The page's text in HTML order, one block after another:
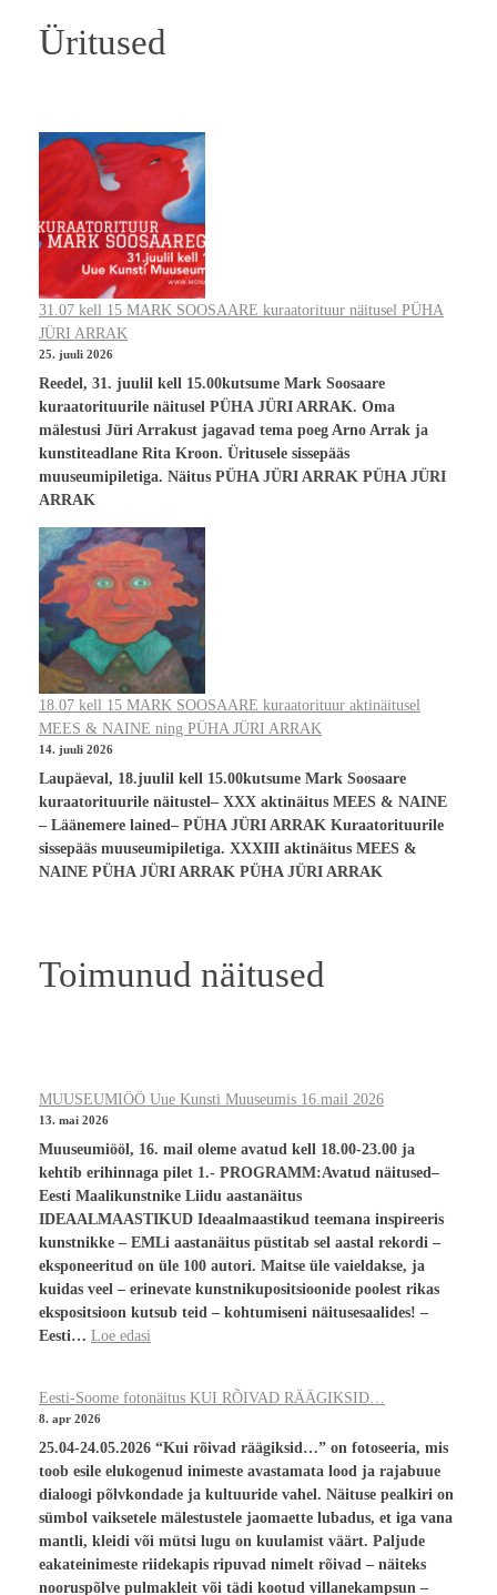
Üritused
31.07 kell 15 MARK SOOSAARE kuraatorituur näitusel PÜHA
JÜRI ARRAK
25. juuli 2026
Reedel, 31. juulil kell 15.00kutsume Mark Soosaare
kuraatorituurile näitusel PÜHA JÜRI ARRAK. Oma
mälestusi Jüri Arrakust jagavad tema poeg Arno Arrak ja
kunstiteadlane Rita Kroon. Üritusele sissepääs
muuseumipiletiga. Näitus PÜHA JÜRI ARRAK PÜHA JÜRI
ARRAK
18.07 kell 15 MARK SOOSAARE kuraatorituur aktinäitusel
MEES & NAINE ning PÜHA JÜRI ARRAK
14. juuli 2026
Laupäeval, 18.juulil kell 15.00kutsume Mark Soosaare
kuraatorituurile näitustel– XXX aktinäitus MEES & NAINE
– Läänemere lained– PÜHA JÜRI ARRAK Kuraatorituurile
sissepääs muuseumipiletiga. XXXIII aktinäitus MEES &
NAINE PÜHA JÜRI ARRAK PÜHA JÜRI ARRAK
Toimunud näitused
MUUSEUMIÖÖ Uue Kunsti Muuseumis 16.mail 2026
13. mai 2026
Muuseumiööl, 16. mail oleme avatud kell 18.00-23.00 ja
kehtib erihinnaga pilet 1.- PROGRAMM:Avatud näitused–
Eesti Maalikunstnike Liidu aastanäitus
IDEAALMAASTIKUD Ideaalmaastikud teemana inspireeris
kunstnikke – EMLi aastanäitus püstitab sel aastal rekordi –
eksponeeritud on üle 100 autori. Maitse üle vaieldakse, ja
kuidas veel – erinevate kunstnikupositsioonide poolest rikas
ekspositsioon kutsub teid – kohtumiseni näitusesaalides! –
Eesti… Loe edasi
Eesti-Soome fotonäitus KUI RÕIVAD RÄÄGIKSID…
8. apr 2026
25.04-24.05.2026 “Kui rõivad räägiksid…” on fotoseeria, mis
toob esile elukogenud inimeste avastamata lood ja rajabuue
dialoogi põlvkondade ja kultuuride vahel. Näituse pealkiri on
sümbol vaiksetele mälestustele jaomaette lubadus, et iga vana
mantli, kleidi või mütsi lugu on kuulamist väärt. Paljude
eakateinimeste riidekapis ripuvad nimelt rõivad – näiteks
nooruspõlve pulmakleit või tädi kootud villanekampsun –